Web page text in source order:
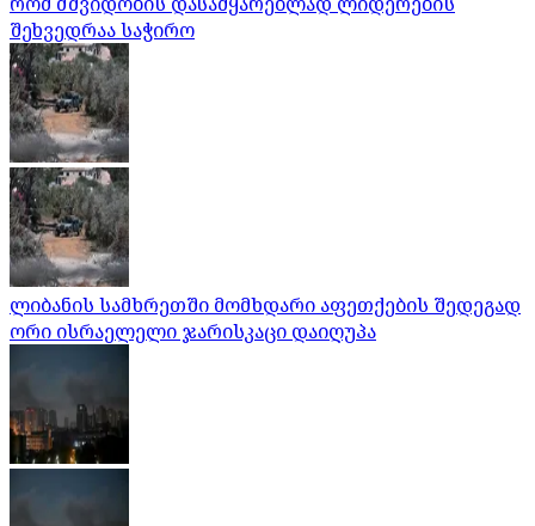
შეხვედრაა საჭირო
ლიბანის სამხრეთში მომხდარი აფეთქების შედეგად
ორი ისრაელელი ჯარისკაცი დაიღუპა